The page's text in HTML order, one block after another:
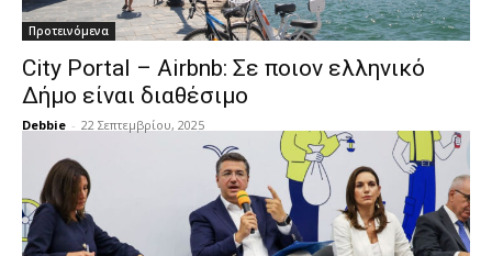
Προτεινόμενα
City Portal – Airbnb: Σε ποιον ελληνικό
Δήμο είναι διαθέσιμο
Debbie - 22 Σεπτεμβρίου, 2025